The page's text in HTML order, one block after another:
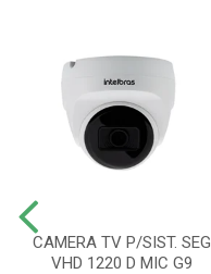
CAMERA TV P/SIST. SEG
VHD 1220 D MIC G9